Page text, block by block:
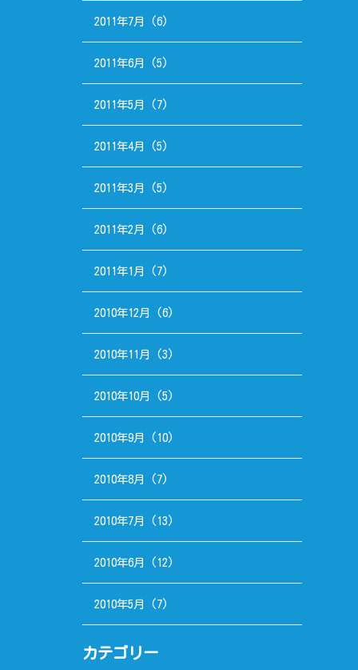
2011年7月 (6)
2011年6月 (5)
2011年5月 (7)
2011年4月 (5)
2011年3月 (5)
2011年2月 (6)
2011年1月 (7)
2010年12月 (6)
2010年11月 (3)
2010年10月 (5)
2010年9月 (10)
2010年8月 (7)
2010年7月 (13)
2010年6月 (12)
2010年5月 (7)
カテゴリー